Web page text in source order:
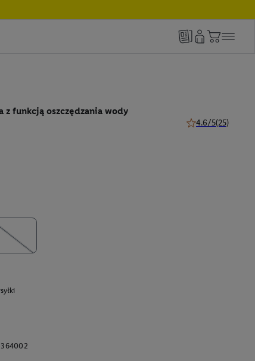
z funkcją oszczędzania wody
4.6/5(25)